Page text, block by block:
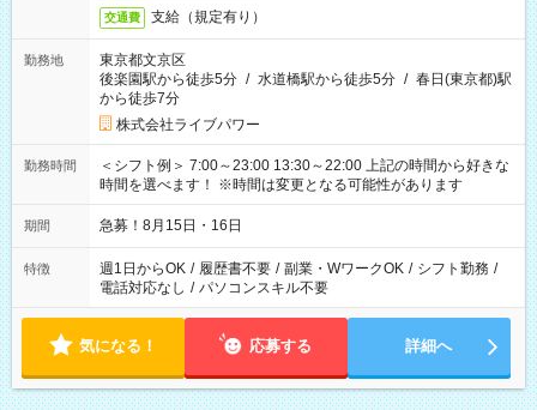
交通費 支給（規定有り）
勤務地
東京都文京区
後楽園駅から徒歩5分 / 水道橋駅から徒歩5分 / 春日(東京都)駅
から徒歩7分
株式会社ライブパワー
勤務時間
＜シフト例＞ 7:00～23:00 13:30～22:00 上記の時間から好きな
時間を選べます！ ※時間は変更となる可能性があります
期間 急募！8月15日・16日
特徴 週1日からOK / 履歴書不要 / 副業・WワークOK / シフト勤務 /
電話対応なし / パソコンスキル不要
気になる！ 応募する 詳細へ